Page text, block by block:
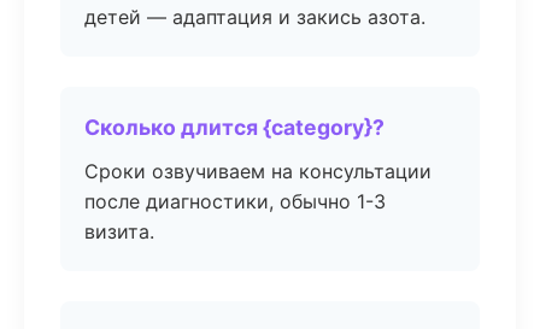
детей — адаптация и закись азота.
Сколько длится {category}?
Сроки озвучиваем на консультации
после диагностики, обычно 1-3
визита.